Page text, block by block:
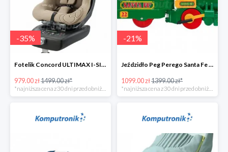
-35%
Fotelik Concord ULTIMAX I-SIZE w super cenie
979.00 zł1499.00 zł*
-21%
Jeździdło Peg Perego Santa Fe Train
1099.00 zł1399.00 zł*